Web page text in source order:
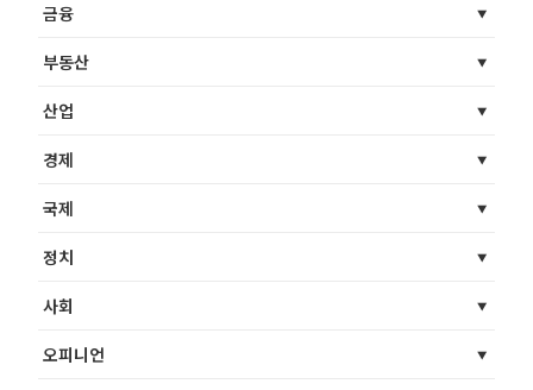
금융
부동산
산업
경제
국제
정치
사회
오피니언